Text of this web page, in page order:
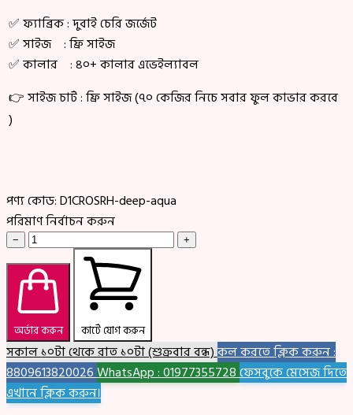
✅ ফ্যাব্রিক : দুবাই চেরি জর্জেট
✅ সাইজ : ফ্রি সাইজ
✅ কালার : ৪০+ কালার এভেইল্যাবল
👉 সাইজ চার্ট : ফ্রি সাইজ (৭০ কেজির নিচে সবার ফুল কাভার করবে
)
পণ্য কোড:D1CROSRH-deep-aqua
পরিমাণ নির্বাচন করুন
− +
অর্ডার করুন কার্টে যোগ করুন
সকাল ১০টা থেকে রাত ১০টা (শুক্রবার বন্ধ)কল করতে ক্লিক করুন :
8809613820026WhatsApp : 01977355728ফেসবুকে মেসেজ দিতে
এখানে ক্লিক করুন।